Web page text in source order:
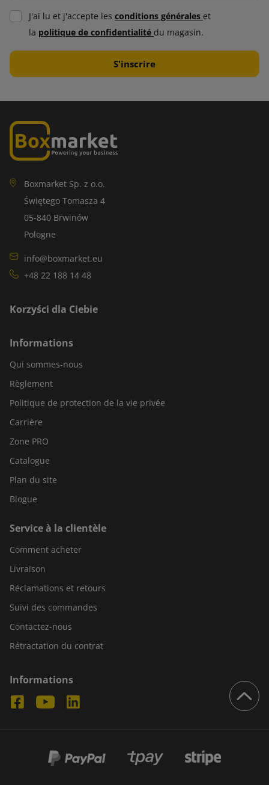
J'ai lu et j'accepte les conditions générales et
la politique de confidentialité du magasin.
Boxmarket Sp. z o.o.
Świętego Tomasza 4
05-840 Brwinów
Pologne
info@boxmarket.eu
+48 22 188 14 48
Korzyści dla Ciebie
Informations
Qui sommes-nous
Règlement
Politique de protection de la vie privée
Carrière
Zone PRO
Catalogue
Plan du site
Blogue
Service à la clientèle
Comment acheter
Livraison
Réclamations et retours
Suivi des commandes
Contactez-nous
Rétractation du contrat
Informations